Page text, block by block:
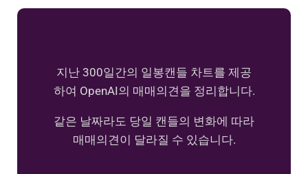
지난 300일간의 일봉캔들 차트를 제공
하여 OpenAI의 매매의견을 정리합니다.
같은 날짜라도 당일 캔들의 변화에 따라
매매의견이 달라질 수 있습니다.